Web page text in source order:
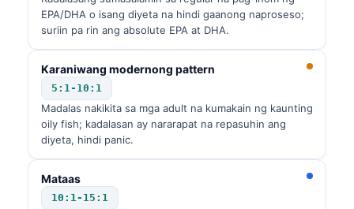
EPA/DHA o isang diyeta na hindi gaanong naproseso;
suriin pa rin ang absolute EPA at DHA.
Karaniwang modernong pattern
5:1-10:1
Madalas nakikita sa mga adult na kumakain ng kaunting
oily fish; kadalasan ay nararapat na repasuhin ang
diyeta, hindi panic.
Mataas
10:1-15:1